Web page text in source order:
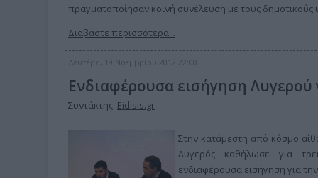
πραγματοποίησαν κοινή συνέλευση με τους δημοτικούς
Διαβάστε περισσότερα...
Δευτέρα, 19 Νοεμβρίου 2012 22:08
Ενδιαφέρουσα εισήγηση Λυγερού
Συντάκτης: Eidisis.gr
Στην κατάμεστη από κόσμο
Λυγερός καθήλωσε για
ενδιαφέρουσα εισήγηση για